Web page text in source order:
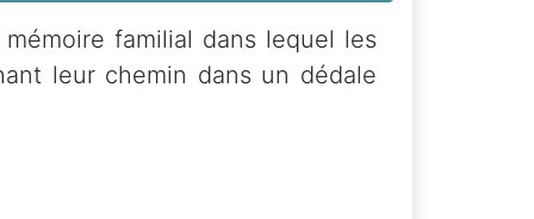
familial dans lequel les
leur chemin dans un dédale